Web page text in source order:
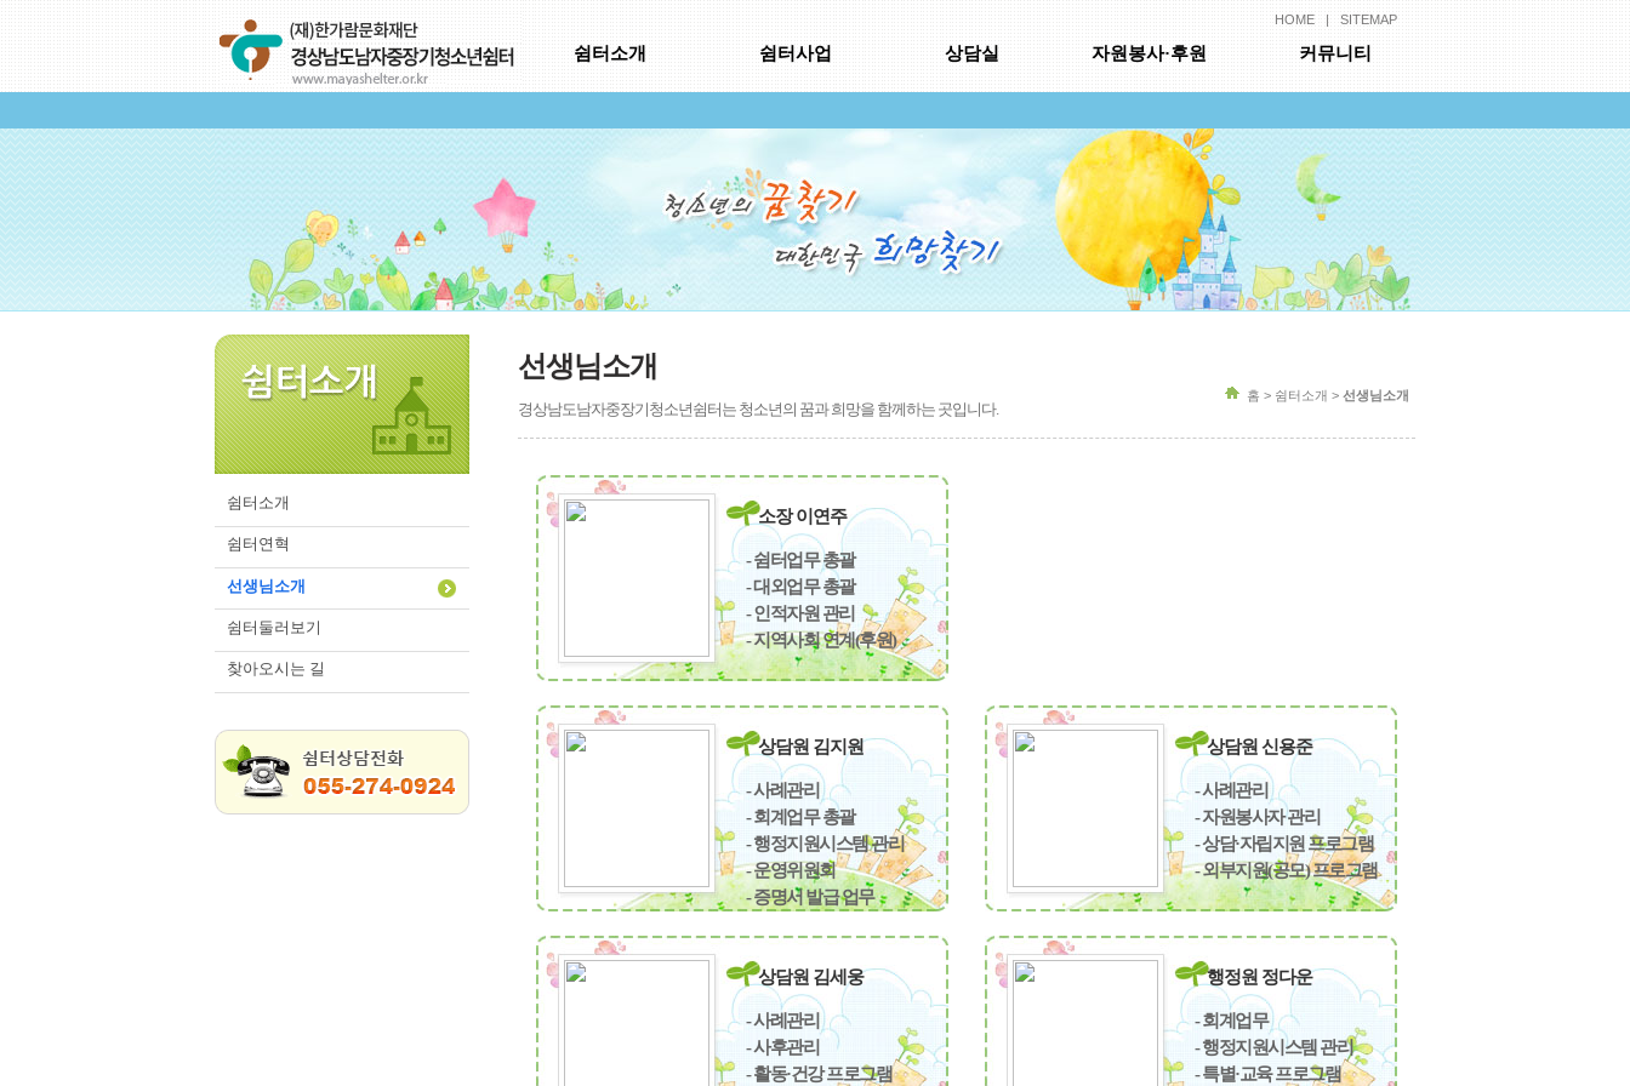
HOME | SITEMAP
쉼터소개 쉼터사업 상담실 자원봉사·후원 커뮤니티
쉼터소개
쉼터연혁
선생님소개
쉼터둘러보기
찾아오시는 길
홈 > 쉼터소개 > 선생님소개
선생님소개
경상남도남자중장기청소년쉼터는 청소년의 꿈과 희망을 함께하는 곳입니다.
소장 이연주
- 쉼터업무 총괄
- 대외업무 총괄
- 인적자원 관리
- 지역사회 연계(후원)
상담원 김지원
- 사례관리
- 회계업무 총괄
- 행정지원시스템 관리
- 운영위원회
- 증명서 발급 업무
상담원 신용준
- 사례관리
- 자원봉사자 관리
- 상담·자립지원 프로그램
- 외부지원(공모) 프로그램
상담원 김세웅
- 사례관리
- 사후관리
- 활동·건강 프로그램
행정원 정다운
- 회계업무
- 행정지원시스템 관리
- 특별·교육 프로그램